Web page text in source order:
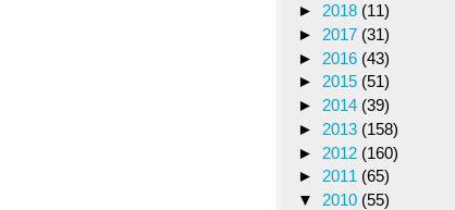
► 2018 (11)
► 2017 (31)
► 2016 (43)
► 2015 (51)
► 2014 (39)
► 2013 (158)
► 2012 (160)
► 2011 (65)
▼ 2010 (55)